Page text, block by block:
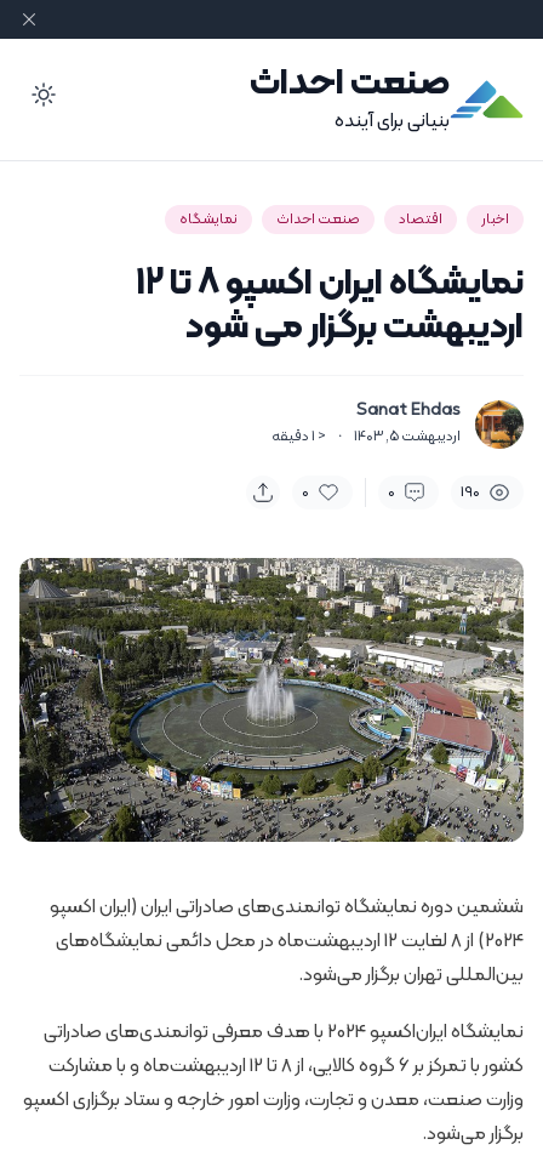
صنعت احداث
بنیانی برای آینده
اخبار اقتصاد صنعت احداث نمایشگاه
نمایشگاه ایران‌ اکسپو 8 تا 12
اردیبهشت برگزار می شود
Sanat Ehdas
اردیبهشت 5, 1403 ·
< 1 دقیقه
190
0
0
ششمین دوره نمایشگاه توانمندی‌های صادراتی ایران (ایران اکسپو
2024) از 8 لغایت 12 اردیبهشت‌ماه در محل دائمی نمایشگاه‌های
بین‌المللی تهران برگزار می‌شود.
نمایشگاه ایران‌اکسپو 2024 با هدف معرفی توانمندی‌های صادراتی
کشور با تمرکز بر 6 گروه کالایی، از 8 تا 12 اردیبهشت‌ماه و با مشارکت
وزارت صنعت، معدن و تجارت، وزارت امور خارجه و ستاد برگزاری اکسپو
برگزار می‌شود.